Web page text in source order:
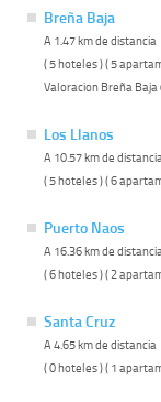
Breña Baja
A 1.47 km de distancia
( 5 hoteles ) ( 5
Valoracion Breña Baja
Los Llanos
A 10.57 km de distancia
( 5 hoteles ) ( 6
Puerto Naos
A 16.36 km de distancia
( 6 hoteles ) ( 2
Santa Cruz
A 4.65 km de distancia
( 0 hoteles ) ( 1